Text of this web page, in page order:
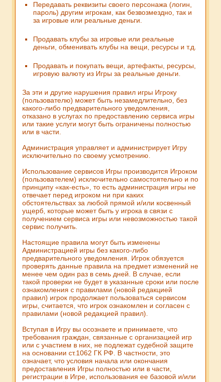
Передавать реквизиты своего персонажа (логин,
пароль) другим игрокам, как безвозмездно, так и
за игровые или реальные деньги.
Продавать клубы за игровые или реальные
деньги, обменивать клубы на вещи, ресурсы и т.д.
Продавать и покупать вещи, артефакты, ресурсы,
игровую валюту из Игры за реальные деньги.
За эти и другие нарушения правил игры Игроку
(пользователю) может быть незамедлительно, без
какого-либо предварительного уведомления,
отказано в услугах по предоставлению сервиса игры
или такие услуги могут быть ограничены полностью
или в части.
Администрация управляет и администрирует Игру
исключительно по своему усмотрению.
Использование сервисов Игры производится Игроком
(пользователем) исключительно самостоятельно и по
принципу «как-есть», то есть администрация игры не
отвечает перед игроком ни при каких
обстоятельствах за любой прямой и/или косвенный
ущерб, которые может быть у игрока в связи с
получением сервиса игры или невозможностью такой
сервис получить.
Настоящие правила могут быть изменены
Администрацией игры без какого-либо
предварительного уведомления. Игрок обязуется
проверять данные правила на предмет изменений не
менее чем один раз в семь дней. В случае, если
такой проверки не будет в указанные сроки или после
ознакомления с правилами (новой редакцией
правил) игрок продолжает пользоваться сервисом
игры, считается, что игрок ознакомлен и согласен с
правилами (новой редакцией правил).
Вступая в Игру вы осознаете и принимаете, что
требования граждан, связанные с организацией игр
или с участием в них, не подлежат судебной защите
на основании ст.1062 ГК РФ. В частности, это
означает, что условия начала или окончания
предоставления Игры полностью или в части,
регистрации в Игре, использования ее базовой и/или